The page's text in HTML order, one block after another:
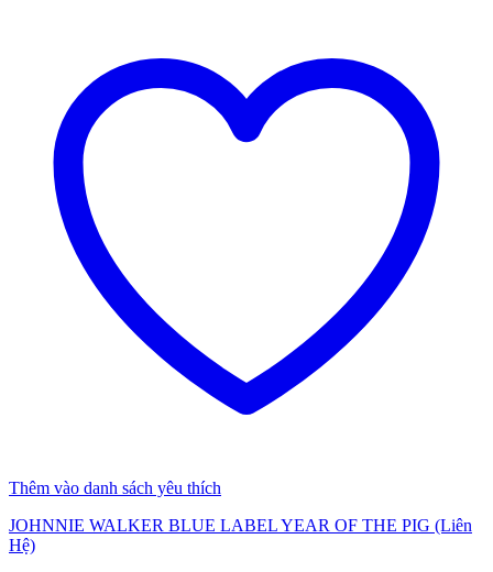
Thêm vào danh sách yêu thích
JOHNNIE WALKER BLUE LABEL YEAR OF THE PIG (Liên
Hệ)